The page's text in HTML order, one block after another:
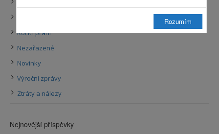
Kočičí přání
Nezařazené
Novinky
Výroční zprávy
Ztráty a nálezy
Nejnovější příspěvky
Rozumím